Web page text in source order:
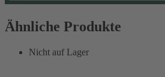
Ähnliche Produkte
Nicht auf Lager